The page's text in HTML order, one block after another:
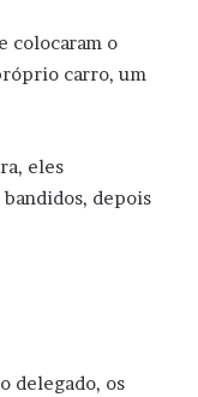
colocaram o
carro, um
eles
depois
delegado, os